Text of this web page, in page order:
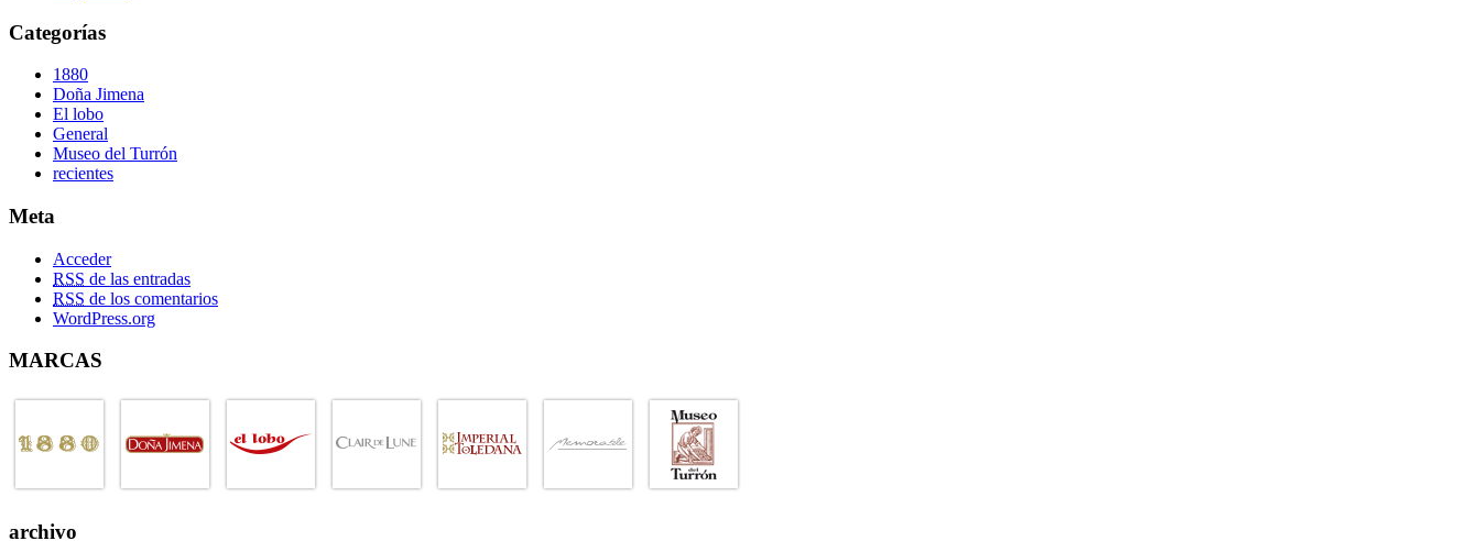
Categorías
1880
Doña Jimena
El lobo
General
Museo del Turrón
recientes
Meta
Acceder
RSS de las entradas
RSS de los comentarios
WordPress.org
MARCAS
archivo